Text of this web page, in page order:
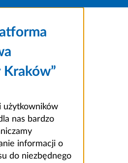
Kraków”
użytkowników
nas bardzo
informacji o
do niezbędnego